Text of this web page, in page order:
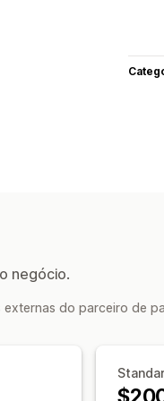
negócio.
do parceiro de